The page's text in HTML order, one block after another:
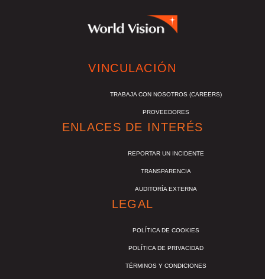
VINCULACIÓN
TRABAJA CON NOSOTROS (CAREERS)
PROVEEDORES
ENLACES DE INTERÉS
REPORTAR UN INCIDENTE
TRANSPARENCIA
AUDITORÍA EXTERNA
LEGAL
POLÍTICA DE COOKIES
POLÍTICA DE PRIVACIDAD
TÉRMINOS Y CONDICIONES